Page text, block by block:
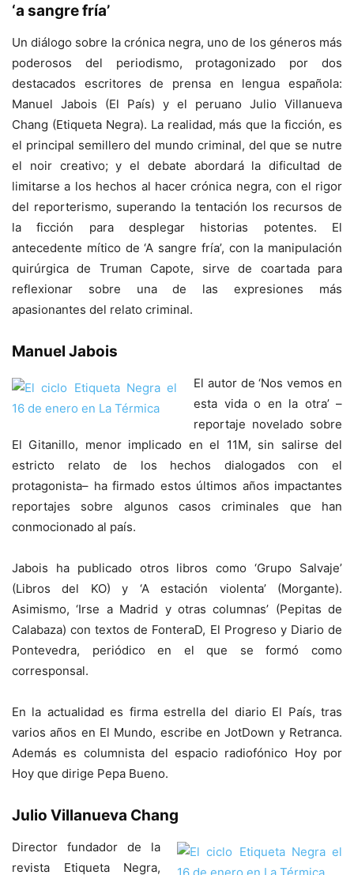
‘a sangre fría’
Un diálogo sobre la crónica negra, uno de los géneros más
poderosos del periodismo, protagonizado por dos
destacados escritores de prensa en lengua española:
Manuel Jabois (El País) y el peruano Julio Villanueva
Chang (Etiqueta Negra). La realidad, más que la ficción, es
el principal semillero del mundo criminal, del que se nutre
el noir creativo; y el debate abordará la dificultad de
limitarse a los hechos al hacer crónica negra, con el rigor
del reporterismo, superando la tentación los recursos de
la ficción para desplegar historias potentes. El
antecedente mítico de ‘A sangre fría’, con la manipulación
quirúrgica de Truman Capote, sirve de coartada para
reflexionar sobre una de las expresiones más
apasionantes del relato criminal.
Manuel Jabois
El autor de ‘Nos vemos en
esta vida o en la otra’ –
reportaje novelado sobre
El Gitanillo, menor implicado en el 11M, sin salirse del
estricto relato de los hechos dialogados con el
protagonista– ha firmado estos últimos años impactantes
reportajes sobre algunos casos criminales que han
conmocionado al país.
Jabois ha publicado otros libros como ‘Grupo Salvaje’
(Libros del KO) y ‘A estación violenta’ (Morgante).
Asimismo, ‘Irse a Madrid y otras columnas’ (Pepitas de
Calabaza) con textos de FonteraD, El Progreso y Diario de
Pontevedra, periódico en el que se formó como
corresponsal.
En la actualidad es firma estrella del diario El País, tras
varios años en El Mundo, escribe en JotDown y Retranca.
Además es columnista del espacio radiofónico Hoy por
Hoy que dirige Pepa Bueno.
Julio Villanueva Chang
Director fundador de la
revista Etiqueta Negra,